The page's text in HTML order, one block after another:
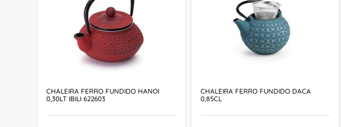
CHALEIRA FERRO FUNDIDO HANOI
0,30LT IBILI 622603
CHALEIRA FERRO FUNDIDO DACA
0,85CL